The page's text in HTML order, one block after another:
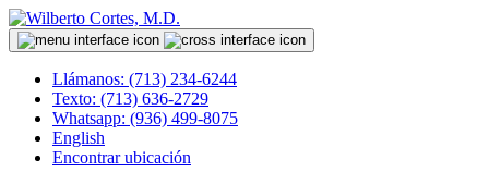
Llámanos: (713) 234-6244
Texto: (713) 636-2729
Whatsapp: (936) 499-8075
English
Encontrar ubicación